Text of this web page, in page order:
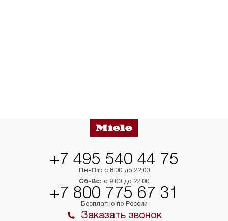
+7 495 540 44 75
Пн-Пт: с 8:00 до 22:00
Сб-Вс: с 9:00 до 22:00
+7 800 775 67 31
Бесплатно по России
Заказать звонок